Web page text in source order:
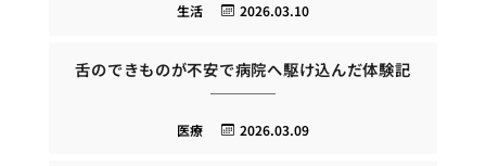
2026.03.10
生活
舌のできものが不安で病院へ駆け込んだ体験記
2026.03.09
医療